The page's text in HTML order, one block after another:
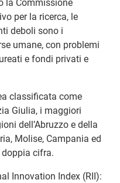
la Commissione
per la ricerca, le
deboli sono i
umane, con problemi
e fondi privati e
classificata come
Giulia, i maggiori
dell’Abruzzo e della
Molise, Campania ed
cifra.
Innovation Index (RII):